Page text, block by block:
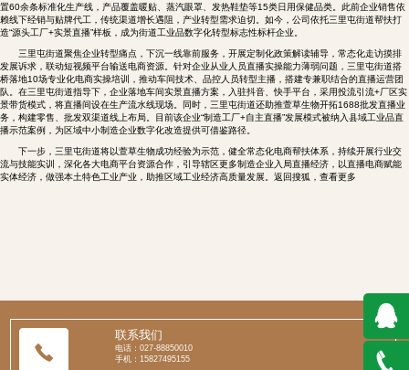
置60余条标准化生产线，产品覆盖暖贴、蒸汽眼罩、发热鞋垫等15类日用保健品类。此前企业销售依
赖线下经销与贴牌代工，传统渠道增长遇阻，产业转型需求迫切。如今，公司依托三里屯街道帮扶打
造“源头工厂+实景直播”样板，成为街道工业品数字化转型标志性标杆企业。
三里屯街道聚焦企业转型痛点，下沉一线靠前服务，开展定制化政策解读辅导，常态化走访摸排
发展诉求，联动短视频平台输送电商资源。针对企业从业人员直播实操能力薄弱问题，三里屯街道搭
桥落地10场专业化电商实操培训，推动车间技术、品控人员转型主播，搭建专兼职结合的直播运营团
队。在三里屯街道指导下，企业落地车间实景直播方案，入驻抖音、快手平台，采用投流引流+厂区实
景带货模式，将直播间设在生产流水线现场。同时，三里屯街道还助推萱草生物开拓1688批发直播业
务，构建零售、批发双渠道线上布局。目前该企业“制造工厂+自主直播”发展模式被纳入县域工业品直
播示范案例，为区域中小制造企业数字化改造提供可借鉴路径。
下一步，三里屯街道将以萱草生物成功经验为示范，健全常态化电商帮扶体系，持续开展行业交
流与技能实训，深化各大电商平台资源合作，引导辖区更多制造企业入局直播经济，以直播电商赋能
实体经济，做强本土特色工业产业，助推区域工业经济高质量发展。返回搜狐，查看更多
联系我们
电话：027-88850010
手机：15827495155
QQ在